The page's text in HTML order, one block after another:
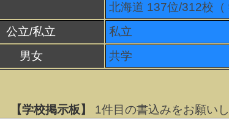
北海道 137位/312校（
公立/私立
私立
男女
共学
【学校掲示板】
1件目の書込みをお願いし